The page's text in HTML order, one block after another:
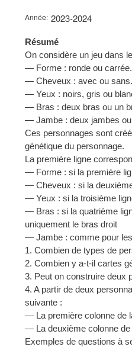
Année 2023-2024
Résumé
On considère un jeu dans
— Forme : ronde ou carrée.
— Cheveux : avec ou sans.
— Yeux : noirs, gris ou
— Bras : deux bras ou un
— Jambe : deux jambes ou
Ces personnages sont
génétique du personnage.
La première ligne
— Forme : si la première
— Cheveux : si la
— Yeux : si la troisième
— Bras : si la quatrième
uniquement le bras droit
— Jambe : comme pour
1. Combien de types de
2. Combien y a-t-il cartes
3. Peut on construire deux
4. A partir de deux
suivante :
— La première colonne de
— La deuxième colonne de
Exemples de questions à